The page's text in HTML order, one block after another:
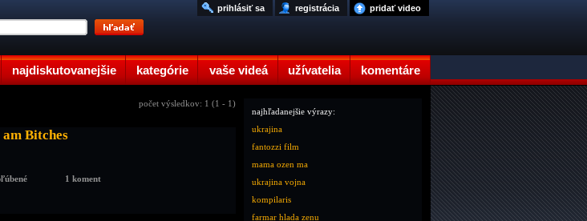
najdiskutovanejšie kategórie vaše videá užívatelia komentáre
pridať video
registrácia
prihlásiť sa
počet výsledkov: 1 (1 - 1)
Bitches
1 koment
najhľadanejšie výrazy:
ukrajina
fantozzi film
mama ozen ma
ukrajina vojna
kompilaris
farmar hlada zenu